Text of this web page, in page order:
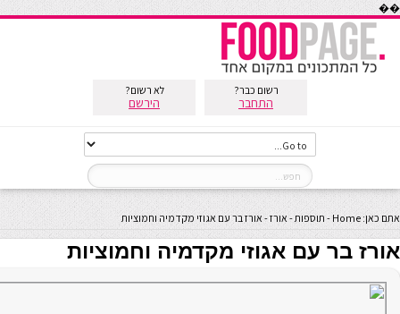
��
רשום כבר?
התחבר
לא רשום?
הירשם
אתם כאן: Home
- תוספות-אורז- אורז בר עם אגוזי מקדמיה וחמוציות
אורז בר עם אגוזי מקדמיה וחמוציות